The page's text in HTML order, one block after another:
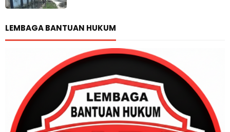
LEMBAGA BANTUAN HUKUM